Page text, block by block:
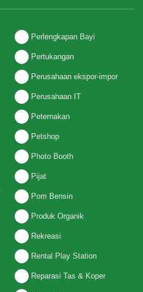
Perlengkapan Bayi
Pertukangan
Perusahaan ekspor-impor
Perusahaan IT
Peternakan
Petshop
Photo Booth
Pijat
Pom Bensin
Produk Organik
Rekreasi
Rental Play Station
Reparasi Tas & Koper